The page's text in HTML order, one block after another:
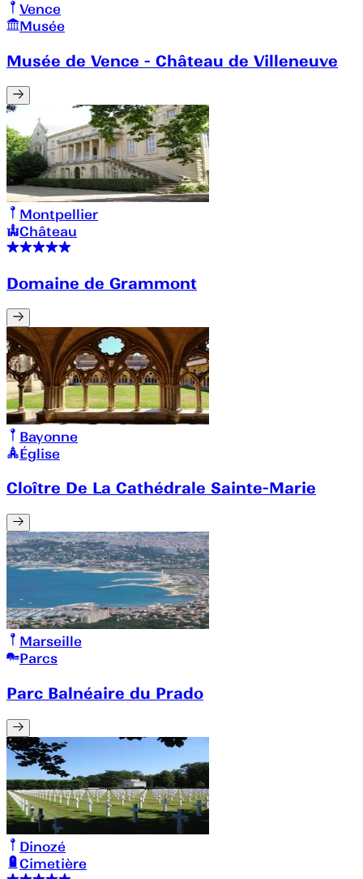
Vence
Musée
Musée de Vence - Château de Villeneuve
Montpellier
Château
Domaine de Grammont
Bayonne
Église
Cloître De La Cathédrale Sainte-Marie
Marseille
Parcs
Parc Balnéaire du Prado
Dinozé
Cimetière